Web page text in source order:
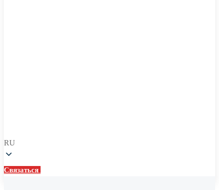
RU
Связаться